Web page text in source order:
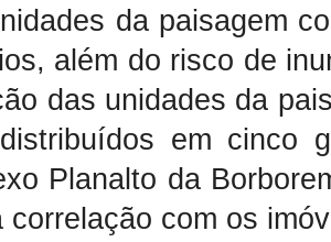
da paisagem
além do risco de
das unidades da
em cinco
Planalto da
correlação com os